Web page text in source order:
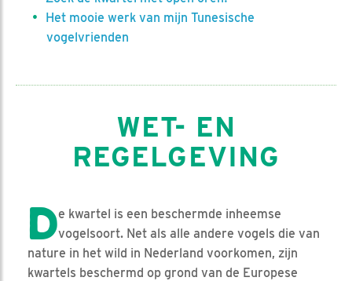
Het mooie werk van mijn Tunesische
vogelvrienden
WET- EN
REGELGEVING
De kwartel is een beschermde inheemse
vogelsoort. Net als alle andere vogels die van
nature in het wild in Nederland voorkomen, zijn
kwartels beschermd op grond van de Europese